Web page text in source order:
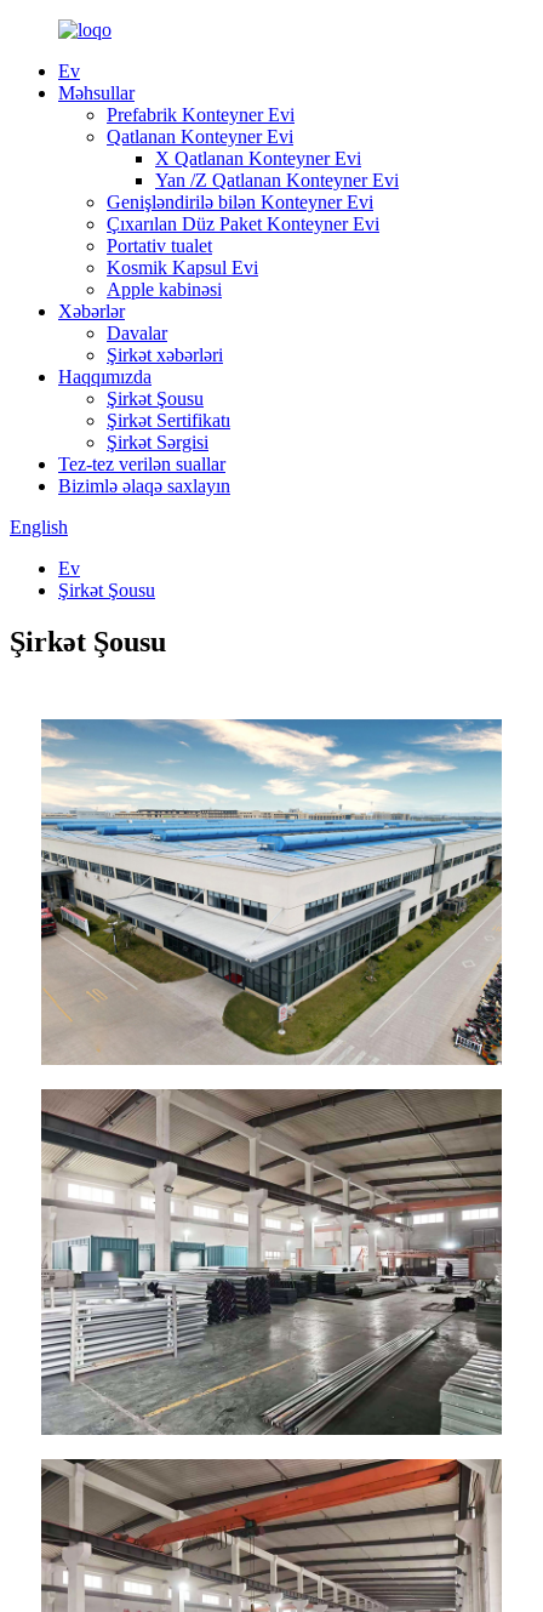
Ev
Məhsullar
Prefabrik Konteyner Evi
Qatlanan Konteyner Evi
X Qatlanan Konteyner Evi
Yan /Z Qatlanan Konteyner Evi
Genişləndirilə bilən Konteyner Evi
Çıxarılan Düz Paket Konteyner Evi
Portativ tualet
Kosmik Kapsul Evi
Apple kabinəsi
Xəbərlər
Davalar
Şirkət xəbərləri
Haqqımızda
Şirkət Şousu
Şirkət Sertifikatı
Şirkət Sərgisi
Tez-tez verilən suallar
Bizimlə əlaqə saxlayın
English
Ev
Şirkət Şousu
Şirkət Şousu